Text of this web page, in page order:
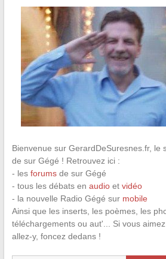
Bienvenue sur GerardDeSuresnes.fr, le
de sur Gégé ! Retrouvez ici :
- les forumsde sur Gégé
- tous les débats en audioet vidéo
- la nouvelle Radio Gégé sur mobile
Ainsi que les inserts, les poèmes, les
téléchargements ou aut'... Si vous
allez-y, foncez dedans !